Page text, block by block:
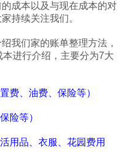
成本以及与现在成本的对
持续关注我们。
我们家的账单整理方法，
进行介绍，主要分为7大
费、油费、保险等）
险等）
用品、衣服、花园费用